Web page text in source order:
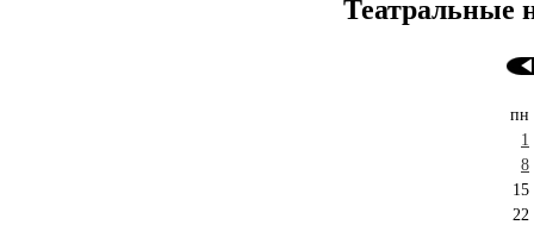
Театральные
пн
1
8
15
22